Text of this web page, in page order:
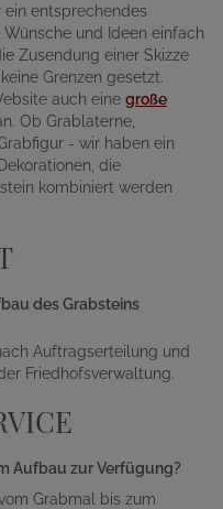
ein entsprechendes
und Ideen einfach
Zusendung einer Skizze
Grenzen gesetzt.
auch eine große
Ob Grablaterne,
- wir haben ein
die
kombiniert werden
des Grabsteins
Auftragserteilung und
Friedhofsverwaltung.
Aufbau zur Verfügung?
Grabmal bis zum